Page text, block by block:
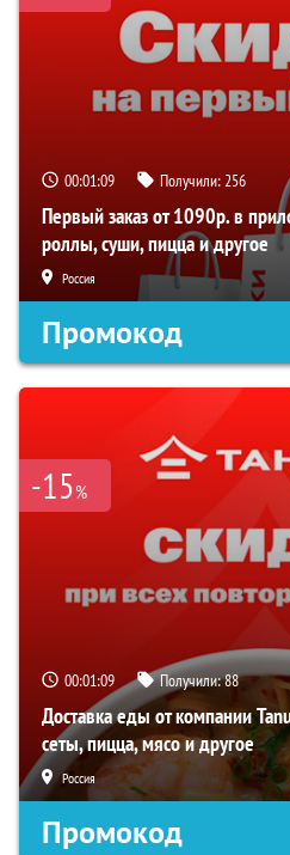
00:01:08 Получили:256
Первый заказ от 1090р. в
роллы, суши, пицца и другое
Россия
Промокод
-15%
00:01:08 Получили:88
Доставка еды от компании
сеты, пицца, мясо и другое
Россия
Промокод